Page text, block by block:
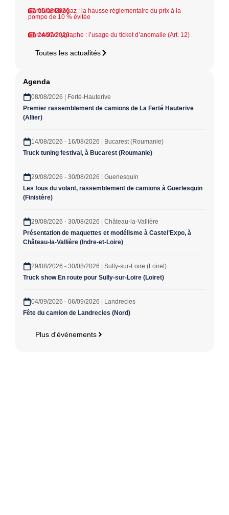
05/08/2026
Carburant biogaz : la hausse réglementaire du prix à la
pompe de 10 % évitée
24/07/2026
Chronotachygraphe : l’usage du ticket d’anomalie (Art. 12)
Toutes les actualités
Agenda
08/08/2026 | Ferté-Hauterive
Premier rassemblement de camions de La Ferté Hauterive
(Allier)
14/08/2026 - 16/08/2026 | Bucarest (Roumanie)
Truck tuning festival, à Bucarest (Roumanie)
29/08/2026 - 30/08/2026 | Guerlesquin
Les fous du volant, rassemblement de camions à Guerlesquin
(Finistère)
29/08/2026 - 30/08/2026 | Château-la-Vallière
Présentation de maquettes et modélisme à Castel’Expo, à
Château-la-Vallière (Indre-et-Loire)
29/08/2026 - 30/08/2026 | Sully-sur-Loire (Loiret)
Truck show En route pour Sully-sur-Loire (Loiret)
04/09/2026 - 06/09/2026 | Landrecies
Fête du camion de Landrecies (Nord)
Plus d'évènements